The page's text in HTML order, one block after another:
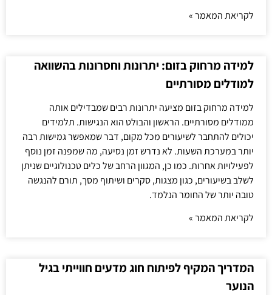
לקריאת המאמר »
למידה מרחוק בזום: יתרונות וחסרונות בהשוואה
למודלים מסורתיים
למידה מרחוק בזום מציעה יתרונות רבים שמבדילים אותה
ממודלים מסורתיים. הראשון והבולט הוא הנגישות. תלמידים
יכולים להתחבר לשיעורים מכל מקום, דבר שמאפשר גמישות רבה
יותר במערכת השעות. לא נדרש זמן נסיעה, מה שמפנה זמן נוסף
לפעילויות אחרות. כמו כן, המגוון הרחב של כלים טכנולוגיים שניתן
לשלב בשיעורים, כגון מצגות, סקרים ושיתוף מסך, תורם להנגשה
טובה יותר של החומר הנלמד.
לקריאת המאמר »
המדריך המקיף לפיתוח חוג מדעים חווייתי בגיל
הנוער